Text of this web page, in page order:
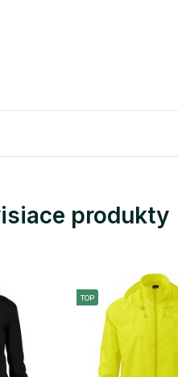
produkty
TOP